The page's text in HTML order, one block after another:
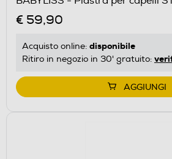
€ 59,90
Acquisto online: disponibile
Ritiro in negozio in 30' gratuito:
AGGIUNGI